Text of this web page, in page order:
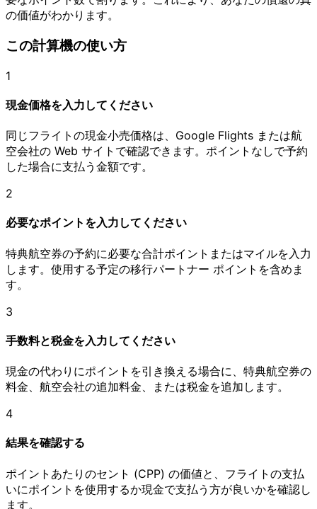
の価値がわかります。
この計算機の使い方
1
現金価格を入力してください
同じフライトの現金小売価格は、Google Flights または航
空会社の Web サイトで確認できます。ポイントなしで予約
した場合に支払う金額です。
2
必要なポイントを入力してください
特典航空券の予約に必要な合計ポイントまたはマイルを入力
します。使用する予定の移行パートナー ポイントを含めま
す。
3
手数料と税金を入力してください
現金の代わりにポイントを引き換える場合に、特典航空券の
料金、航空会社の追加料金、または税金を追加します。
4
結果を確認する
ポイントあたりのセント (CPP) の価値と、フライトの支払
いにポイントを使用するか現金で支払う方が良いかを確認し
ます。